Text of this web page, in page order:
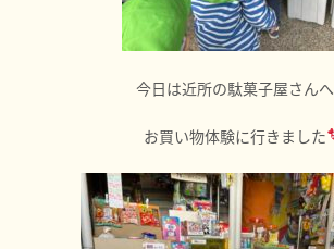
今日は近所の駄菓子屋さんへ
お買い物体験に行きました